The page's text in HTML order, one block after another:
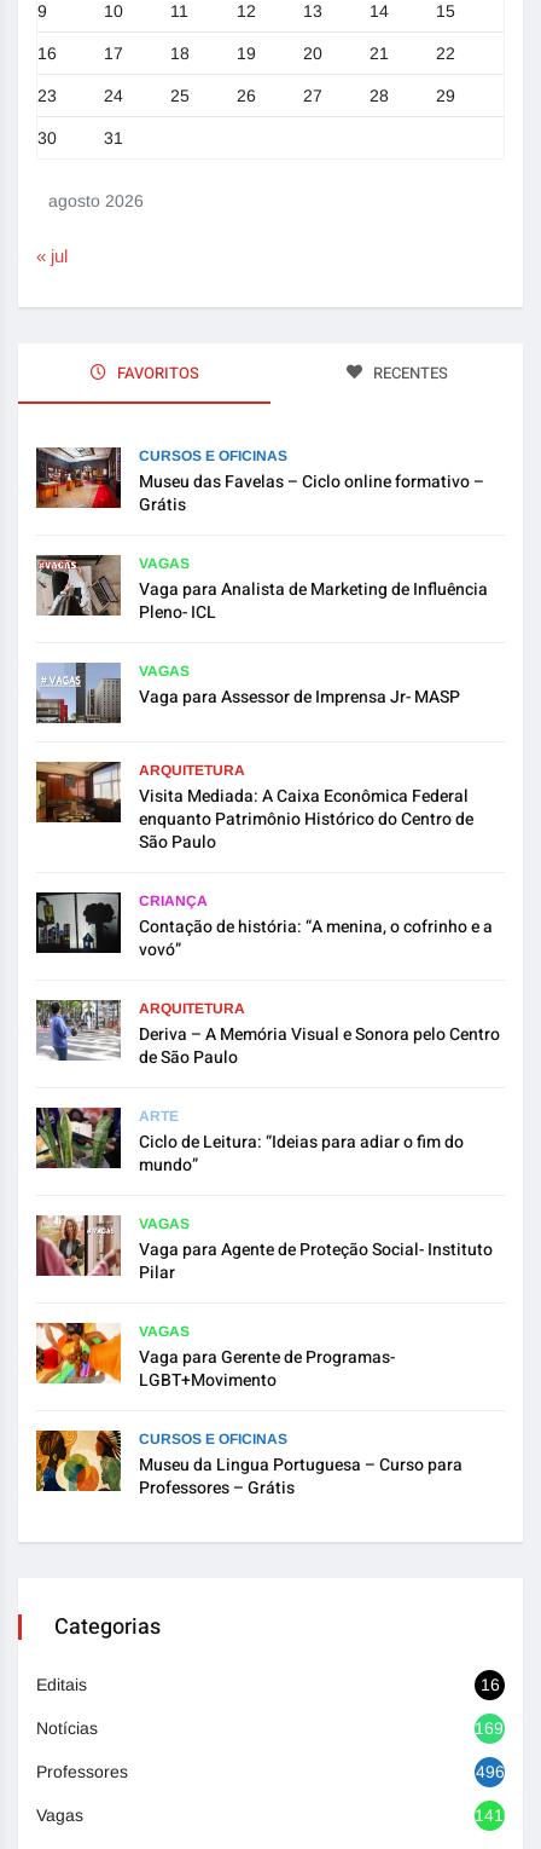
agosto 2026
9 10 11 12 13 14 15
16 17 18 19 20 21 22
23 24 25 26 27 28 29
30 31
« jul
FAVORITOS RECENTES
CURSOS E OFICINAS
Museu das Favelas – Ciclo online formativo –
Grátis
VAGAS
Vaga para Analista de Marketing de Influência
Pleno- ICL
VAGAS
Vaga para Assessor de Imprensa Jr- MASP
ARQUITETURA
Visita Mediada: A Caixa Econômica Federal
enquanto Patrimônio Histórico do Centro de
São Paulo
CRIANÇA
Contação de história: “A menina, o cofrinho e a
vovó”
ARQUITETURA
Deriva – A Memória Visual e Sonora pelo Centro
de São Paulo
ARTE
Ciclo de Leitura: “Ideias para adiar o fim do
mundo”
VAGAS
Vaga para Agente de Proteção Social- Instituto
Pilar
VAGAS
Vaga para Gerente de Programas-
LGBT+Movimento
CURSOS E OFICINAS
Museu da Lingua Portuguesa – Curso para
Professores – Grátis
Categorias
Editais 16
Notícias 1692
Professores 496
Vagas 1416